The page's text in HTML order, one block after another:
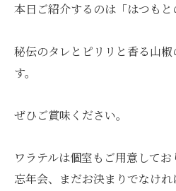
本日ご紹介するのは「はつもと
秘伝のタレとピリリと香る山
す。
ぜひご賞味ください。
ワラテルは個室もご用意してお
忘年会、まだお決まりでなけ